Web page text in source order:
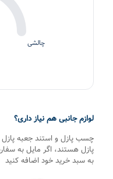
چالشی
لوازم جانبی هم نیاز داری؟
چسب پازل و استند جعبه پازل
پازل هستند، اگر مایل به
به سبد خرید خود اضافه کنید